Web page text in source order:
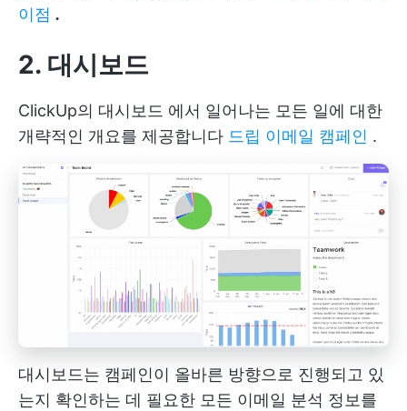
이점 .
2. 대시보드
ClickUp의 대시보드 에서 일어나는 모든 일에 대한
개략적인 개요를 제공합니다 드립 이메일 캠페인 .
대시보드는 캠페인이 올바른 방향으로 진행되고 있
는지 확인하는 데 필요한 모든 이메일 분석 정보를